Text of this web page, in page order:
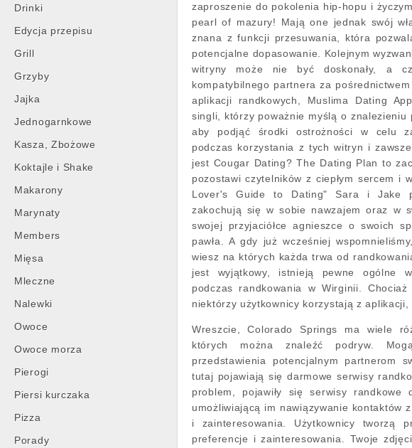
Drinki
Edycja przepisu
Grill
Grzyby
Jajka
Jednogarnkowe
Kasza, Zbożowe
Koktajle i Shake
Makarony
Marynaty
Members
Mięsa
Mleczne
Nalewki
Owoce
Owoce morza
Pierogi
Piersi kurczaka
Pizza
Porady
zaproszenie do pokolenia hip-hopu i
pearl of mazury! Mają one jednak swój
znana z funkcji przesuwania, która
potencjalne dopasowanie. Kolejnym
witryny może nie być doskonały, a
kompatybilnego partnera za
aplikacji randkowych, Muslima Dating
singli, którzy poważnie myślą o znalezieniu
aby podjąć środki ostrożności w celu
podczas korzystania z tych witryn i
jest Cougar Dating? The Dating Plan to
pozostawi czytelników z ciepłym sercem i
Lover's Guide to Dating" Sara i Jake
zakochują się w sobie nawzajem oraz w
swojej przyjaciółce agnieszce o swoich
pawła. A gdy już wcześniej
wiesz na których każda trwa od
jest wyjątkowy, istnieją pewne ogólne
podczas randkowania w Wirginii.
niektórzy użytkownicy korzystają z
Wreszcie, Colorado Springs ma wiele
których można znaleźć podryw.
przedstawienia potencjalnym partnerom
tutaj pojawiają się darmowe serwisy
problem, pojawiły się serwisy
umożliwiającą im nawiązywanie kontaktów
i zainteresowania. Użytkownicy tworzą
preferencje i zainteresowania. Twoje